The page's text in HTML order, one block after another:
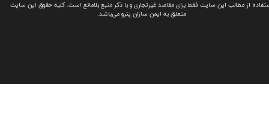
از مطالب این سایت فقط برای مقاصد غیرتجاری و با ذکر منبع بلامانع است. کلیه حقوق این سایت
متعلق به ایمن سازان پترو می‌باشد.